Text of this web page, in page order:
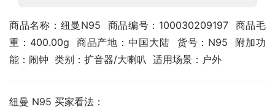
商品名称：纽曼N95  商品编号：100030209197  商品毛
重：400.00g  商品产地：中国大陆  货号：N95  附加功
能：闹钟  类别：扩音器/大喇叭  适用场景：户外
纽曼 N95 买家看法：